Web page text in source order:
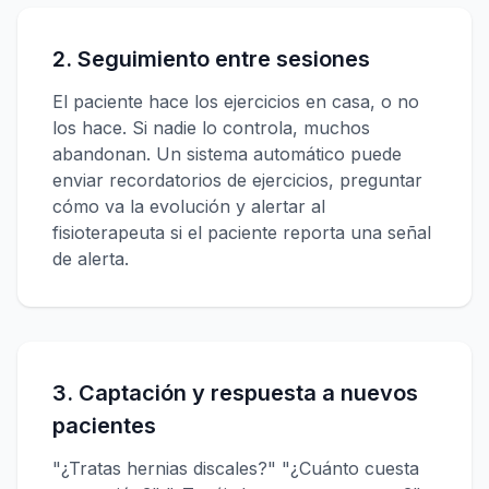
2. Seguimiento entre sesiones
El paciente hace los ejercicios en casa, o no
los hace. Si nadie lo controla, muchos
abandonan. Un sistema automático puede
enviar recordatorios de ejercicios, preguntar
cómo va la evolución y alertar al
fisioterapeuta si el paciente reporta una señal
de alerta.
3. Captación y respuesta a nuevos
pacientes
"¿Tratas hernias discales?" "¿Cuánto cuesta